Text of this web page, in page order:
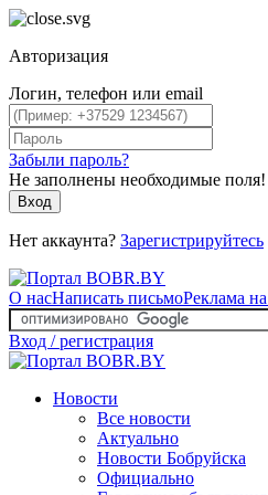
Авторизация
Логин, телефон или email
Забыли пароль?
Не заполнены необходимые поля!
Вход
Нет аккаунта? Зарегистрируйтесь
О насНаписать письмоРеклама
Вход / регистрация
Новости
Все новости
Актуально
Новости Бобруйска
Официально